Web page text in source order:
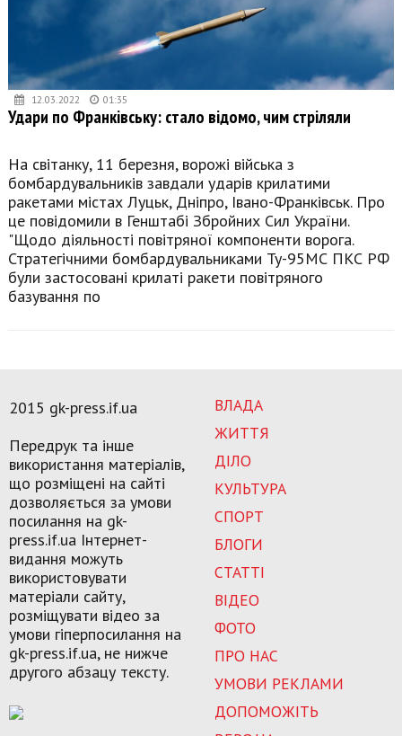
12.03.2022 01:35
Удари по Франківську: стало відомо, чим стріляли
На світанку, 11 березня, ворожі війська з
бомбардувальників завдали ударів крилатими
ракетами містах Луцьк, Дніпро, Івано-Франківськ. Про
це повідомили в Генштабі Збройних Сил України.
"Щодо діяльності повітряної компоненти ворога.
Стратегічними бомбардувальниками Ту-95МС ПКС РФ
були застосовані крилаті ракети повітряного
базування по
ВЛАДА
ЖИТТЯ
ДІЛО
КУЛЬТУРА
СПОРТ
БЛОГИ
СТАТТІ
ВІДЕО
ФОТО
ПРО НАС
УМОВИ РЕКЛАМИ
ДОПОМОЖІТЬ
2015 gk-press.if.ua
Передрук та інше
використання матеріалів,
що розміщені на сайті
дозволяється за умови
посилання на gk-
press.if.ua Інтернет-
видання можуть
використовувати
матеріали сайту,
розміщувати відео за
умови гіперпосилання на
gk-press.if.ua, не нижче
другого абзацу тексту.